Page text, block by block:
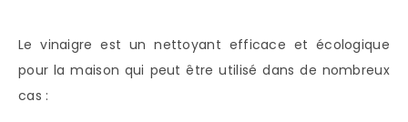
Le vinaigre est un nettoyant efficace et écologique
pour la maison qui peut être utilisé dans de nombreux
cas :